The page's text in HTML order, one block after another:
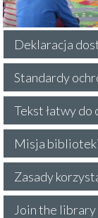
Deklaracja
Standardy
Tekst łatwy do
Misja biblioteki
Zasady
Join the